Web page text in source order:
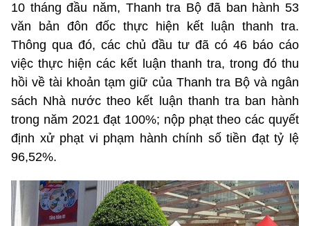
10 tháng đầu năm, Thanh tra Bộ đã ban hành 53
văn bản đôn đốc thực hiện kết luận thanh tra.
Thông qua đó, các chủ đầu tư đã có 46 báo cáo
việc thực hiện các kết luận thanh tra, trong đó thu
hồi về tài khoản tạm giữ của Thanh tra Bộ và ngân
sách Nhà nước theo kết luận thanh tra ban hành
trong năm 2021 đạt 100%; nộp phạt theo các quyết
định xử phạt vi phạm hành chính số tiền đạt tỷ lệ
96,52%.